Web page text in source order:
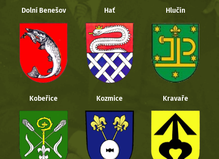
Dolní Benešov Hať Hlučín
Kobeřice Kozmice Kravaře